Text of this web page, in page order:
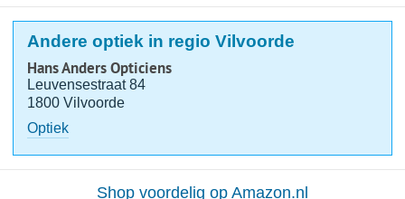
Andere optiek in regio Vilvoorde
Hans Anders Opticiens
Leuvensestraat 84
1800 Vilvoorde
Optiek
Shop voordelig op Amazon.nl